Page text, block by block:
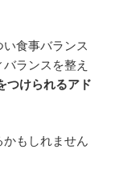
食事バランス
ランスを整え
つけられるアド
かもしれません